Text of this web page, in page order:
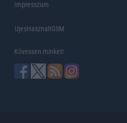
Impresszum
UjesHasznaltGSM
Kövessen minket!